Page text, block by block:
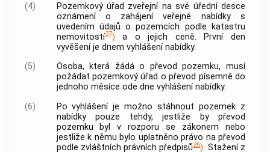
(4)
Pozemkový úřad zveřejní na své úřední desce
oznámení o zahájení veřejné nabídky s
uvedením údajů o pozemcích podle
katastru
nemovitostí27) a o jejich ceně. První den
vyvěšení je dnem vyhlášení nabídky.
(5)
Osoba, která žádá o převod pozemku, musí
požádat pozemkový úřad o převod písemně do
jednoho měsíce ode dne vyhlášení nabídky.
(6)
Po vyhlášení je možno stáhnout pozemek z
nabídky pouze tehdy, jestliže by převod
pozemku byl v rozporu se zákonem nebo
jestliže k němu bylo uplatněno právo na převod
podle zvláštních právních předpisů26). Stažení z